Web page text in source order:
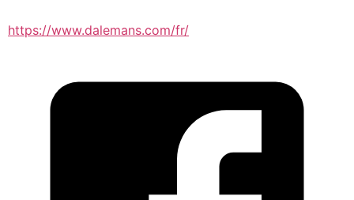
https://www.dalemans.com/fr/